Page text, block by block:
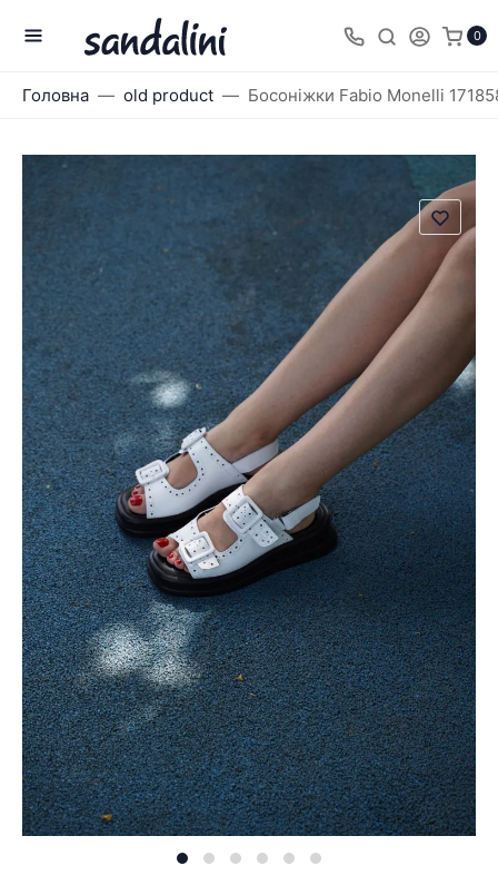
0
Головна old product Босоніжки Fabio Monelli